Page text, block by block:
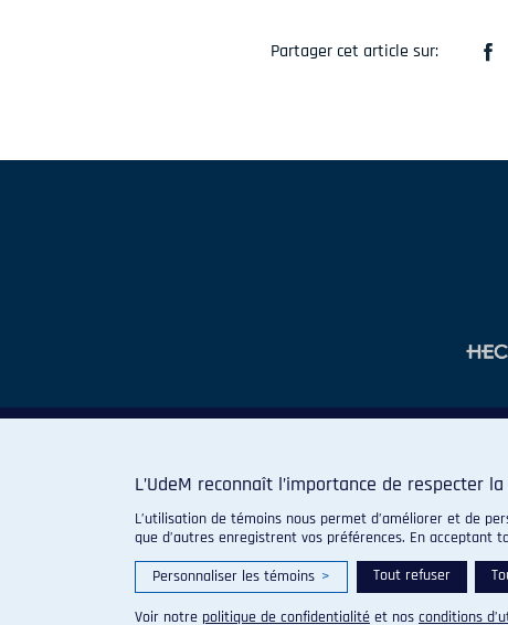
Partager cet article sur:
L’UdeM reconnaît l’importance de respecter
L’utilisation de témoins nous permet d’améliorer et de
que d’autres enregistrent vos préférences. En acceptant
Personnaliser les témoins > Tout refuser
Voir notre politique de confidentialité et nos conditions